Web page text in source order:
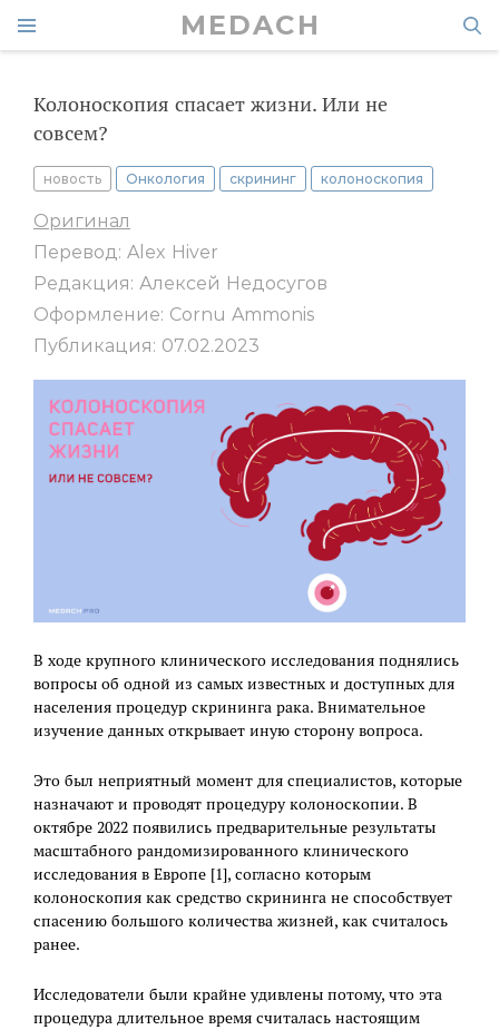
MEDACH
Колоноскопия спасает жизни. Или не
совсем?
новость Онкология скрининг колоноскопия
Оригинал
Перевод: Alex Hiver
Редакция: Алексей Недосугов
Оформление: Cornu Ammonis
Публикация: 07.02.2023
В ходе крупного клинического исследования поднялись
вопросы об одной из самых известных и доступных для
населения процедур скрининга рака. Внимательное
изучение данных открывает иную сторону вопроса.
Это был неприятный момент для специалистов, которые
назначают и проводят процедуру колоноскопии. В
октябре 2022 появились предварительные результаты
масштабного рандомизированного клинического
исследования в Европе [1], согласно которым
колоноскопия как средство скрининга не способствует
спасению большого количества жизней, как считалось
ранее.
Исследователи были крайне удивлены потому, что эта
процедура длительное время считалась настоящим